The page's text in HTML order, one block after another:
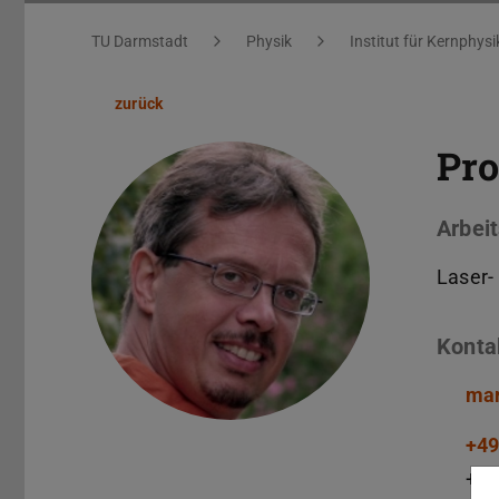
Sie befinden sich hier:
TU Darmstadt Physik Institut für
zurück